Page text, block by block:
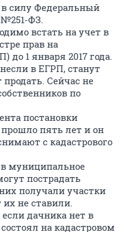
в силу Федеральный
№251-ФЗ.
встать на учет в
прав на
1 января 2017 года.
в ЕГРП, станут
Сейчас не
по
постановки
пять лет и он
с кадастрового
в муниципальное
пострадать
получали участки
их не ставили.
если дачника нет в
на кадастровом